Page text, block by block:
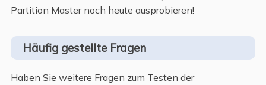
Partition Master noch heute ausprobieren!
Häufig gestellte Fragen
Haben Sie weitere Fragen zum Testen der